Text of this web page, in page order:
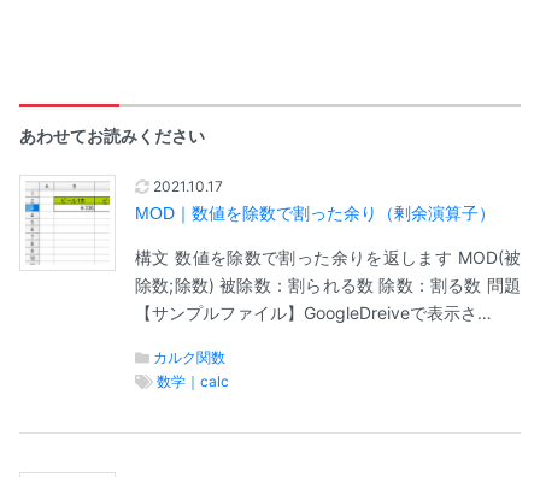
あわせてお読みください
2021.10.17
MOD｜数値を除数で割った余り（剰余演算子）
構文 数値を除数で割った余りを返します MOD(被
除数;除数) 被除数：割られる数 除数：割る数 問題
【サンプルファイル】GoogleDreiveで表示さ…
カルク関数
数学｜calc